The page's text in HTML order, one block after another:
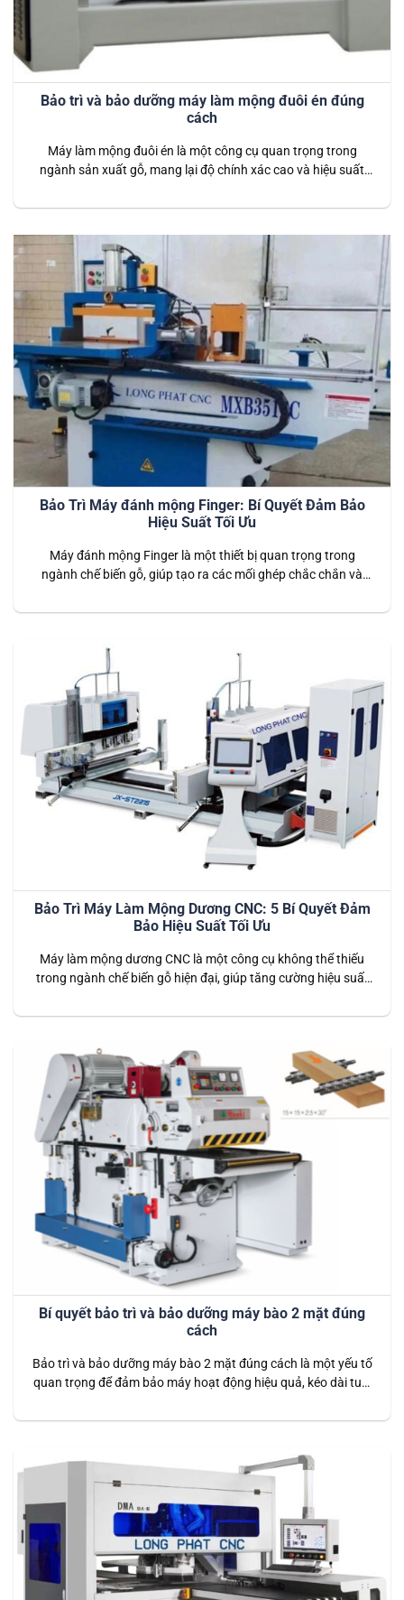
Bảo trì và bảo dưỡng máy làm mộng đuôi én đúng
cách
Máy làm mộng đuôi én là một công cụ quan trọng trong
ngành sản xuất gỗ, mang lại độ chính xác cao và hiệu suất
máy, việc bảo trì và bảo dưỡng đúng cách là vô cùng cần
Bảo Trì Máy đánh mộng Finger: Bí Quyết Đảm Bảo
Hiệu Suất Tối Ưu
Máy đánh mộng Finger là một thiết bị quan trọng trong
ngành chế biến gỗ, giúp tạo ra các mối ghép chắc chắn và
tuổi thọ của máy, việc bảo trì định kỳ là cần thiết. Dưới đây là
Bảo Trì Máy Làm Mộng Dương CNC: 5 Bí Quyết Đảm
Bảo Hiệu Suất Tối Ưu
Máy làm mộng dương CNC là một công cụ không thể thiếu
trong ngành chế biến gỗ hiện đại, giúp tăng cường hiệu suất
với hiệu suất tối ưu và kéo dài tuổi thọ, việc bảo trì định kỳ là
Bí quyết bảo trì và bảo dưỡng máy bào 2 mặt đúng
cách
Bảo trì và bảo dưỡng máy bào 2 mặt đúng cách là một yếu tố
quan trọng để đảm bảo máy hoạt động hiệu quả, kéo dài tuổi
là một thiết bị quan trọng trong ngành chế biến gỗ, giúp